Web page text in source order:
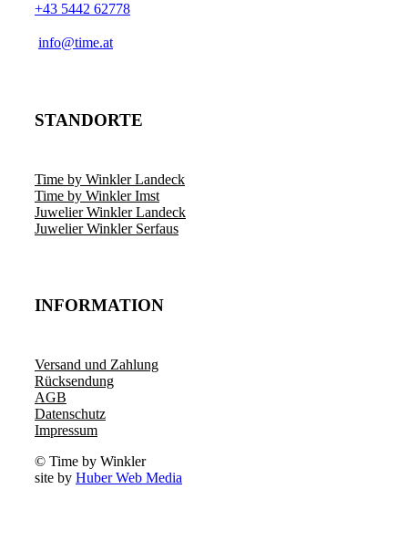
+43 5442 62778
­info@time.at
STANDORTE
Time by Winkler Landeck
Time by Winkler Imst
Juwelier Winkler Landeck
Juwelier Winkler Serfaus
INFORMATION
Versand und Zahlung
Rücksendung
AGB
Datenschutz
Impressum
© Time by Winkler
site by Huber Web Media